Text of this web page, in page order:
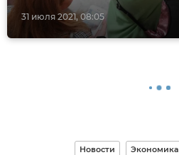
31 июля 2021, 08:05
Новости Экономика